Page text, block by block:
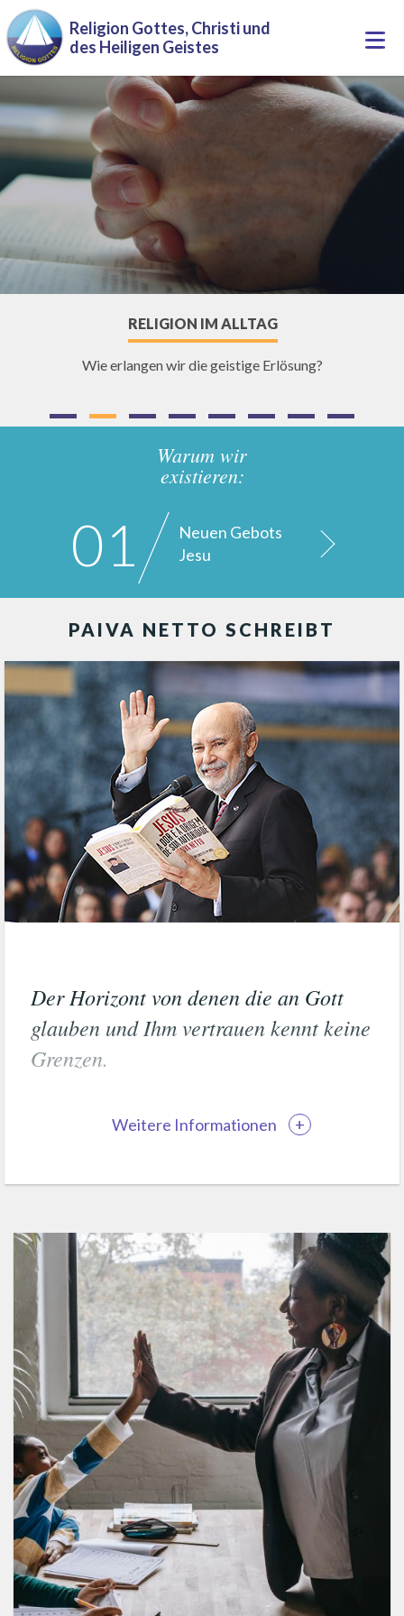
Direkt zum Inhalt
Religion Gottes, Christi und
des Heiligen Geistes
RELIGION IM ALLTAG
Wie erlangen wir die geistige Erlösung?
Warum wir
existieren:
01
Neuen Gebots
Jesu
PAIVA NETTO SCHREIBT
Der Horizont von denen die an Gott
glauben und Ihm vertrauen kennt keine
Grenzen.
Weitere Informationen +